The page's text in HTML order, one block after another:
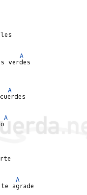
A
verdes
A
A
A
agrade